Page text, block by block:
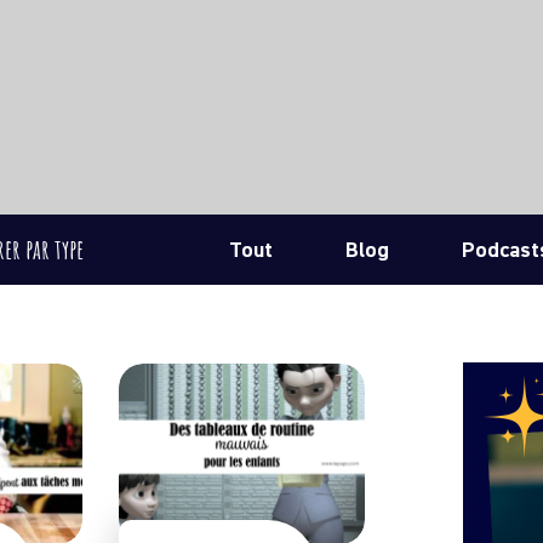
par type Tout Blog